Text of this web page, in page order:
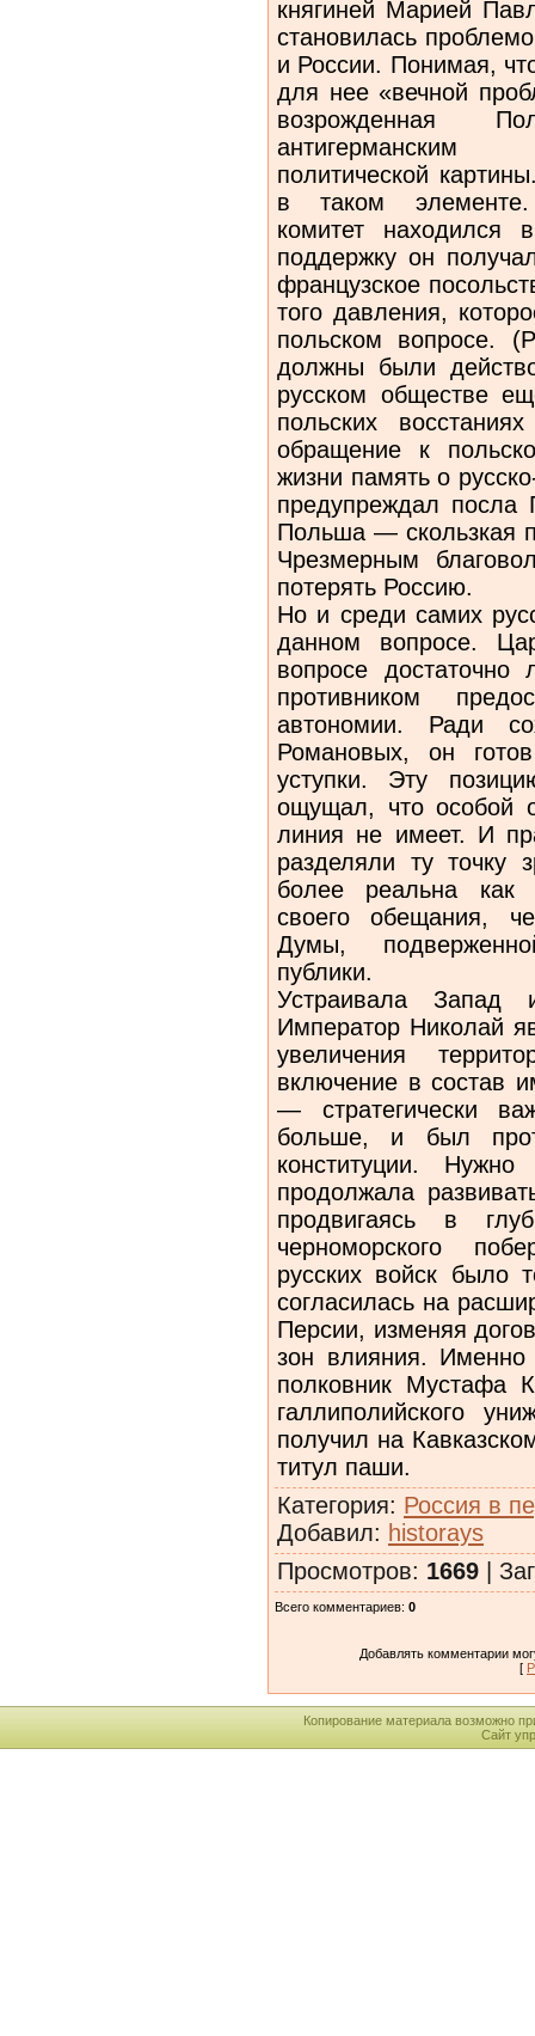
княгиней Марией
становилась
и России. Понимая,
для нее «вечной
возрожденная
антигерманским
политической
в таком элементе.
комитет
поддержку он
французское
того давления,
польском вопросе.
должны были
русском обществе
польских
обращение к
жизни память о
предупреждал посла
Польша — скользкая
Чрезмерным
потерять Россию.
Но и среди самих
данном вопросе.
вопросе
противником
автономии. Ради
Романовых, он
уступки. Эту
ощущал, что особой
линия не имеет. И
разделяли ту точку
более реальна как
своего обещания,
Думы,
публики.
Устраивала Запад
Император Николай
увеличения
включение в состав
— стратегически
больше, и был
конституции.
продолжала
продвигаясь в
черноморского
русских войск было
согласилась на
Персии, изменяя
зон влияния. Именно
полковник Мустафа
галлиполийского
получил на
титул паши.
Категория: Россия в
Добавил: historays
Просмотров: 1669 |
Всего комментариев: 0
Добавлять комментарии
[
Копирование материала возможно
Сайт